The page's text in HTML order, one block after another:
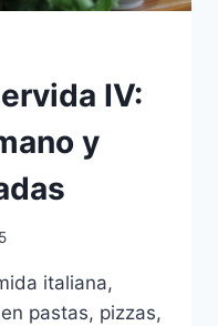
IV:
y
italiana,
pastas, pizzas,